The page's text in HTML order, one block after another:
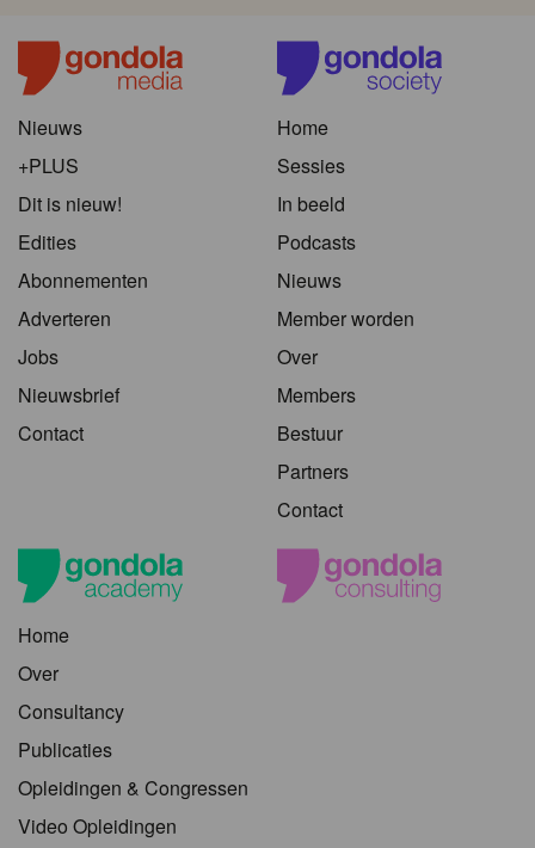
Nieuws
+PLUS
Dit is nieuw!
Edities
Abonnementen
Adverteren
Jobs
Nieuwsbrief
Contact
Home
Sessies
In beeld
Podcasts
Nieuws
Member worden
Over
Members
Bestuur
Partners
Contact
Home
Over
Consultancy
Publicaties
Opleidingen & Congressen
Video Opleidingen